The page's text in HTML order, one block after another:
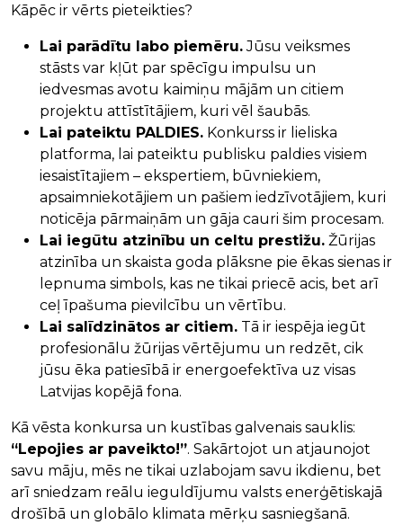
Kāpēc ir vērts pieteikties?
Lai parādītu labo piemēru.Jūsu veiksmes
stāsts var kļūt par spēcīgu impulsu un
iedvesmas avotu kaimiņu mājām un citiem
projektu attīstītājiem, kuri vēl šaubās.
Lai pateiktu PALDIES. Konkurss ir lieliska
platforma, lai pateiktu publisku paldies visiem
iesaistītajiem – ekspertiem, būvniekiem,
apsaimniekotājiem un pašiem iedzīvotājiem, kuri
noticēja pārmaiņām un gāja cauri šim procesam.
Lai iegūtu atzinību un celtu prestižu. Žūrijas
atzinība un skaista goda plāksne pie ēkas sienas ir
lepnuma simbols, kas ne tikai priecē acis, bet arī
ceļ īpašuma pievilcību un vērtību.
Lai salīdzinātos ar citiem. Tā ir iespēja iegūt
profesionālu žūrijas vērtējumu un redzēt, cik
jūsu ēka patiesībā ir energoefektīva uz visas
Latvijas kopējā fona.
Kā vēsta konkursa un kustības galvenais sauklis:
“Lepojies ar paveikto!”. Sakārtojot un atjaunojot
savu māju, mēs ne tikai uzlabojam savu ikdienu, bet
arī sniedzam reālu ieguldījumu valsts enerģētiskajā
drošībā un globālo klimata mērķu sasniegšanā.